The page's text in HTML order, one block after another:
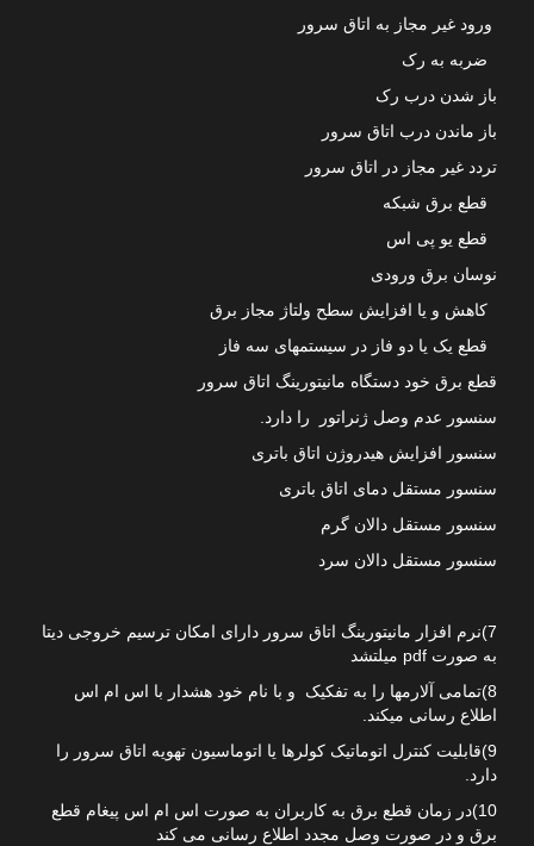
ورود غیر مجاز به اتاق سرور
ضربه به رک
باز شدن درب رک
باز ماندن درب اتاق سرور
تردد غیر مجاز در اتاق سرور
قطع برق شبکه
قطع یو پی اس
نوسان برق ورودی
کاهش و یا افزایش سطح ولتاژ مجاز برق
قطع یک یا دو فاز در سیستمهای سه فاز
قطع برق خود دستگاه مانیتورینگ اتاق سرور
سنسور عدم وصل ژنراتور را دارد.
سنسور افزایش هیدروژن اتاق باتری
سنسور مستقل دمای اتاق باتری
سنسور مستقل دالان گرم
سنسور مستقل دالان سرد
7)نرم افزار مانیتورینگ اتاق سرور دارای امکان ترسیم خروجی دیتا
به صورت pdf میلتشد
8)تمامی آلارمها را به تفکیک و با نام خود هشدار با اس ام اس
اطلاع رسانی میکند.
9)قابلیت کنترل اتوماتیک کولرها یا اتوماسیون تهویه اتاق سرور را
دارد.
10)در زمان قطع برق به کاربران به صورت اس ام اس پیغام قطع
برق و در صورت وصل مجدد اطلاع رسانی می کند